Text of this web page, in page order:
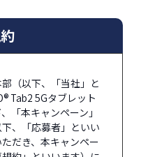
（以下、「当社」と
Tab2 5Gタブレット
「本キャンペーン」
、「応募者」といい
だき、本キャンペー